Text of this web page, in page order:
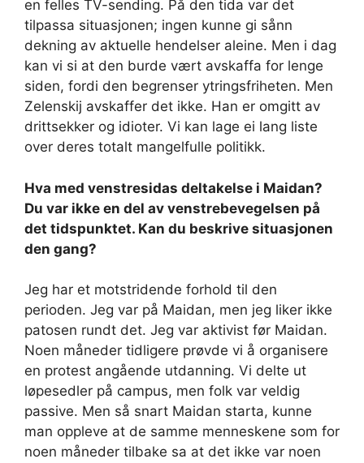
en felles TV-sending. På den tida var det
tilpassa situasjonen; ingen kunne gi sånn
dekning av aktuelle hendelser aleine. Men i dag
kan vi si at den burde vært avskaffa for lenge
siden, fordi den begrenser ytringsfriheten. Men
Zelenskij avskaffer det ikke. Han er omgitt av
drittsekker og idioter. Vi kan lage ei lang liste
over deres totalt mangelfulle politikk.
Hva med venstresidas deltakelse i Maidan?
Du var ikke en del av venstrebevegelsen på
det tidspunktet. Kan du beskrive situasjonen
den gang?
Jeg har et motstridende forhold til den
perioden. Jeg var på Maidan, men jeg liker ikke
patosen rundt det. Jeg var aktivist før Maidan.
Noen måneder tidligere prøvde vi å organisere
en protest angående utdanning. Vi delte ut
løpesedler på campus, men folk var veldig
passive. Men så snart Maidan starta, kunne
man oppleve at de samme menneskene som for
noen måneder tilbake sa at det ikke var noen